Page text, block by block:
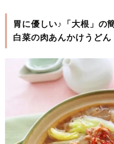
胃に優しい♪「大根」の
白菜の肉あんかけうどん